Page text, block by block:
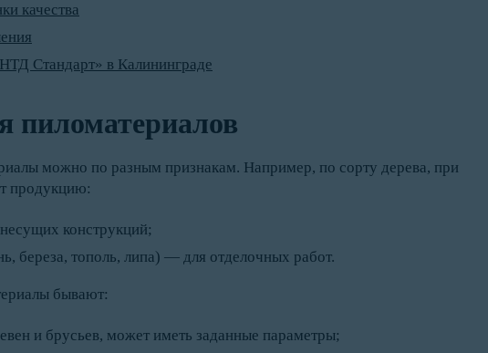
качества
Стандарт» в Калининграде
пиломатериалов
можно по разным признакам. Например, по сорту дерева, при
продукцию:
конструкций;
береза, тополь, липа) — для отделочных работ.
бывают:
и брусьев, может иметь заданные параметры;